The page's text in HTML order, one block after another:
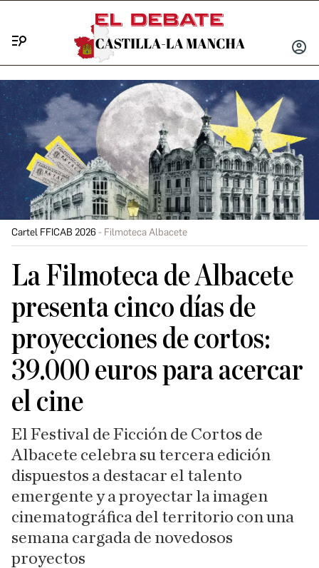
INICIAR
Cartel FFICAB 2026 Filmoteca Albacete
La Filmoteca de Albacete
presenta cinco días de
proyecciones de cortos:
39.000 euros para acercar
el cine
El Festival de Ficción de Cortos de
Albacete celebra su tercera edición
dispuestos a destacar el talento
emergente y a proyectar la imagen
cinematográfica del territorio con una
semana cargada de novedosos
proyectos